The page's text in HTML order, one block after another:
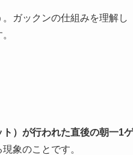
ガックンの仕組みを理解し
）が行われた直後の朝一1ゲ
象のことです。